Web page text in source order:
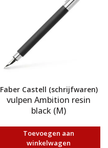
Faber Castell (schrijfwaren)
vulpen Ambition resin
black (M)
Toevoegen aan
winkelwagen